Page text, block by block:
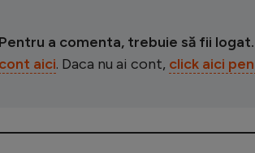
Pentru a comenta, trebuie să fii logat.
cont aici. Daca nu ai cont, click aici